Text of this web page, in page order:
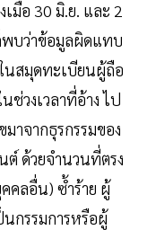
มื่อ 30 มิ.ย. และ 2
พบว่าข้อมูลผิดแทบ
นสมุดทะเบียนผู้ถือ
วงเวลาที่อ้าง ไป
าจากธุรกรรมของ
ด้วยจำนวนที่ตรง
คลอื่น) ซ้ำร้าย ผู้
นกรรมการหรือผู้